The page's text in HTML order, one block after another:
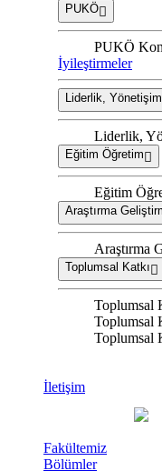
PUKÖ
PUKÖ
İyileştirmeler
Liderlik,
Liderlik,
Eğitim Öğretim
Eğitim
Araştırma
Araştırma
Toplumsal Katkı
Toplumsal
Toplumsal
Toplumsal
İletişim
Fakültemiz
Bölümler